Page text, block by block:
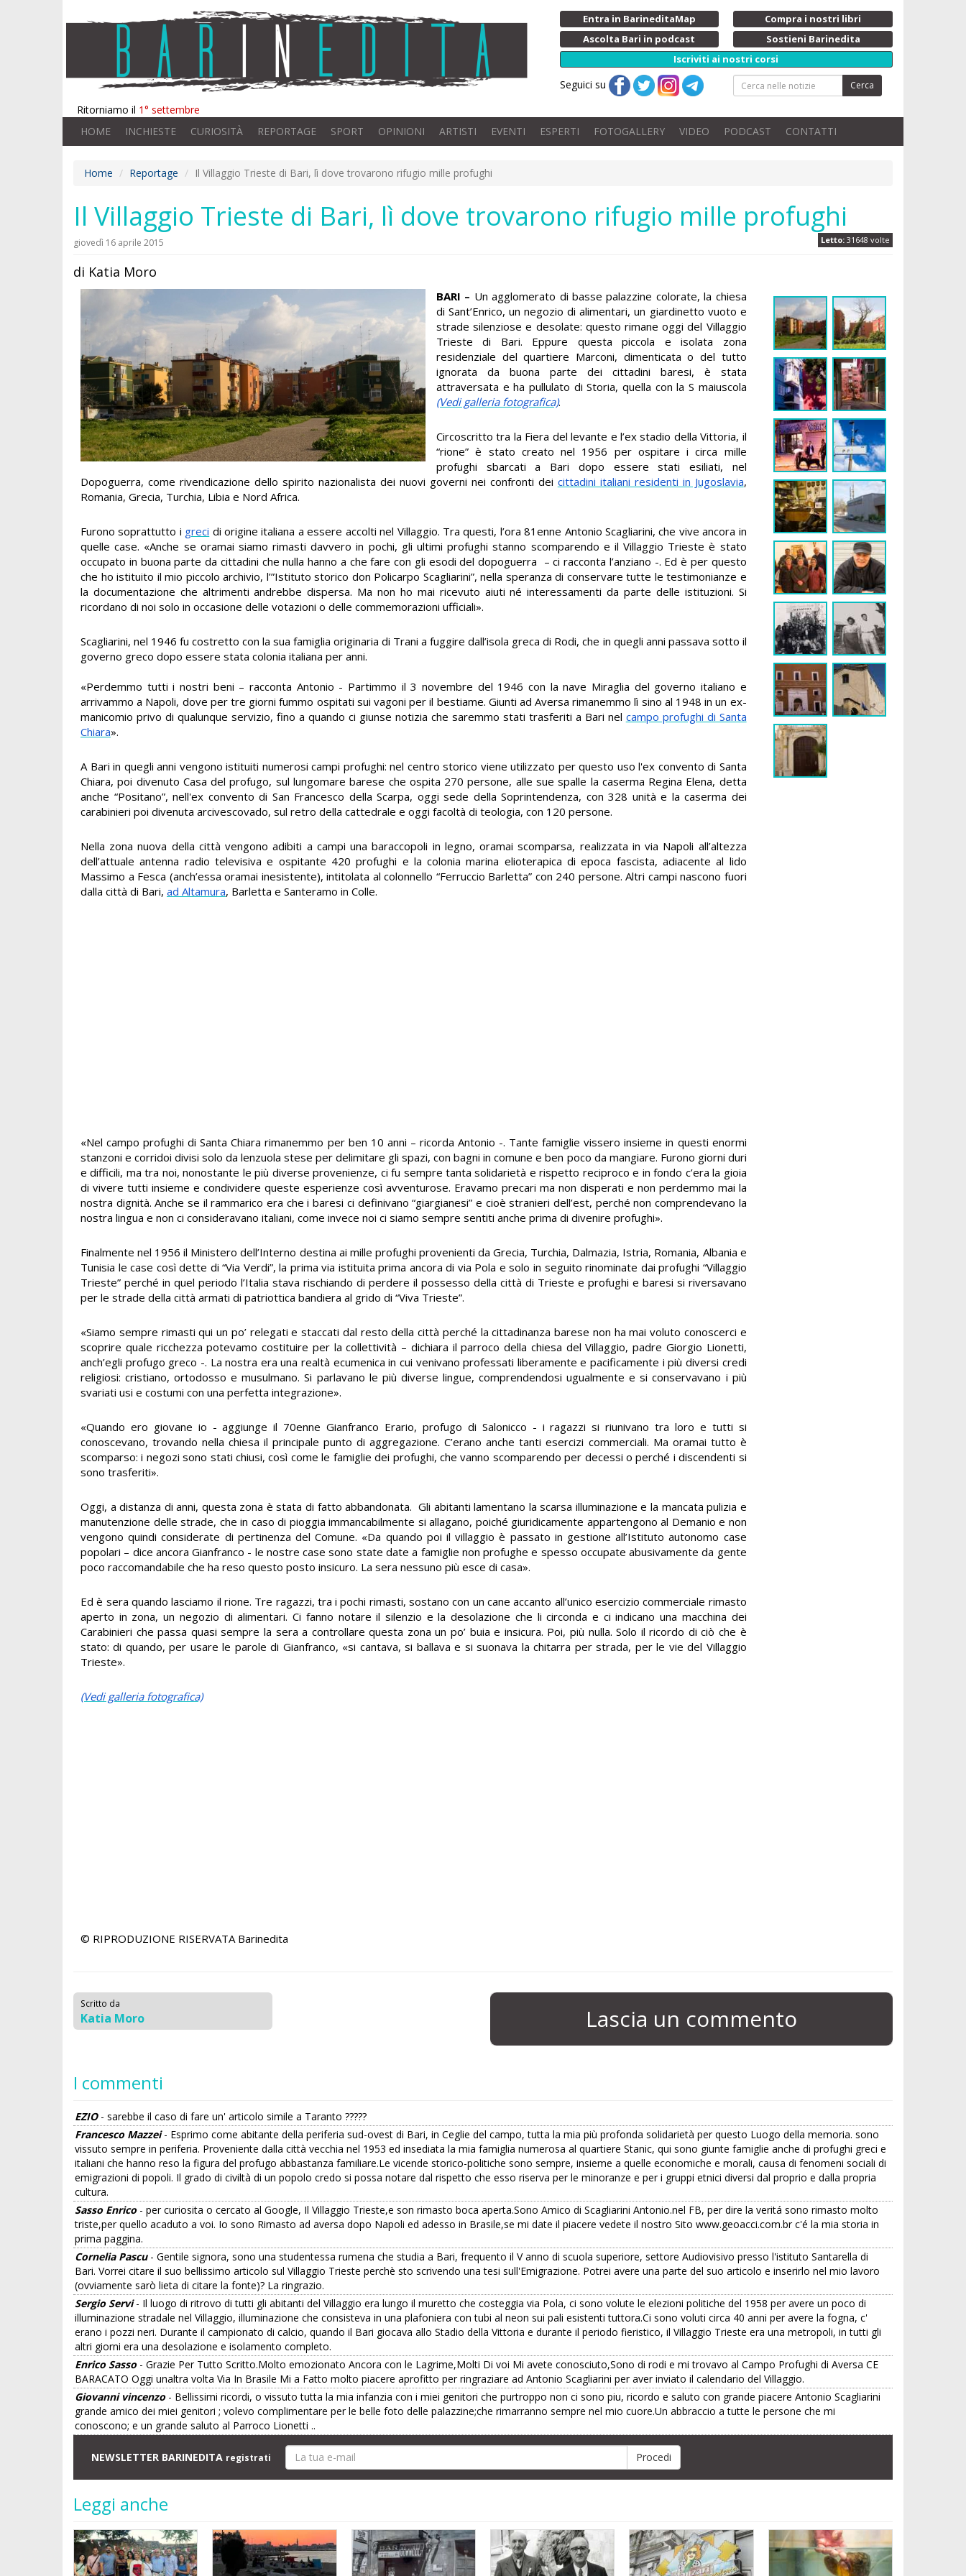
Ritorniamo il 1° settembre
Entra in BarineditaMap
Compra i nostri libri
Ascolta Bari in podcast
Sostieni Barinedita
Iscriviti ai nostri corsi
Seguici su Cerca
HOME INCHIESTE CURIOSITÀ REPORTAGE SPORT OPINIONI ARTISTI EVENTI ESPERTI FOTOGALLERY VIDEO PODCAST CONTATTI
Home Reportage Il Villaggio Trieste di Bari, lì dove trovarono rifugio mille profughi
Il Villaggio Trieste di Bari, lì dove trovarono rifugio mille profughi
Letto: 31648 volte
giovedì 16 aprile 2015
di Katia Moro
BARI – Un agglomerato di basse palazzine colorate, la chiesa
di Sant’Enrico, un negozio di alimentari, un giardinetto vuoto e
strade silenziose e desolate: questo rimane oggi del Villaggio
Trieste di Bari. Eppure questa piccola e isolata zona
residenziale del quartiere Marconi, dimenticata o del tutto
ignorata da buona parte dei cittadini baresi, è stata
attraversata e ha pullulato di Storia, quella con la S maiuscola
(Vedi galleria fotografica).
Circoscritto tra la Fiera del levante e l’ex stadio della Vittoria, il
“rione” è stato creato nel 1956 per ospitare i circa mille
profughi sbarcati a Bari dopo essere stati esiliati, nel
Dopoguerra, come rivendicazione dello spirito nazionalista dei nuovi governi nei confronti dei cittadini italiani residenti in Jugoslavia,
Romania, Grecia, Turchia, Libia e Nord Africa.
Furono soprattutto i greci di origine italiana a essere accolti nel Villaggio. Tra questi, l’ora 81enne Antonio Scagliarini, che vive ancora in
quelle case. «Anche se oramai siamo rimasti davvero in pochi, gli ultimi profughi stanno scomparendo e il Villaggio Trieste è stato
occupato in buona parte da cittadini che nulla hanno a che fare con gli esodi del dopoguerra – ci racconta l’anziano -. Ed è per questo
che ho istituito il mio piccolo archivio, l’”Istituto storico don Policarpo Scagliarini”, nella speranza di conservare tutte le testimonianze e
la documentazione che altrimenti andrebbe dispersa. Ma non ho mai ricevuto aiuti né interessamenti da parte delle istituzioni. Si
ricordano di noi solo in occasione delle votazioni o delle commemorazioni ufficiali».
Scagliarini, nel 1946 fu costretto con la sua famiglia originaria di Trani a fuggire dall’isola greca di Rodi, che in quegli anni passava sotto il
governo greco dopo essere stata colonia italiana per anni.
«Perdemmo tutti i nostri beni – racconta Antonio - Partimmo il 3 novembre del 1946 con la nave Miraglia del governo italiano e
arrivammo a Napoli, dove per tre giorni fummo ospitati sui vagoni per il bestiame. Giunti ad Aversa rimanemmo lì sino al 1948 in un ex-
manicomio privo di qualunque servizio, fino a quando ci giunse notizia che saremmo stati trasferiti a Bari nel campo profughi di Santa
Chiara».
A Bari in quegli anni vengono istituiti numerosi campi profughi: nel centro storico viene utilizzato per questo uso l'ex convento di Santa
Chiara, poi divenuto Casa del profugo, sul lungomare barese che ospita 270 persone, alle sue spalle la caserma Regina Elena, detta
anche “Positano”, nell'ex convento di San Francesco della Scarpa, oggi sede della Soprintendenza, con 328 unità e la caserma dei
carabinieri poi divenuta arcivescovado, sul retro della cattedrale e oggi facoltà di teologia, con 120 persone.
Nella zona nuova della città vengono adibiti a campi una baraccopoli in legno, oramai scomparsa, realizzata in via Napoli all’altezza
dell’attuale antenna radio televisiva e ospitante 420 profughi e la colonia marina elioterapica di epoca fascista, adiacente al lido
Massimo a Fesca (anch’essa oramai inesistente), intitolata al colonnello “Ferruccio Barletta” con 240 persone. Altri campi nascono fuori
dalla città di Bari, ad Altamura, Barletta e Santeramo in Colle.
«Nel campo profughi di Santa Chiara rimanemmo per ben 10 anni – ricorda Antonio -. Tante famiglie vissero insieme in questi enormi
stanzoni e corridoi divisi solo da lenzuola stese per delimitare gli spazi, con bagni in comune e ben poco da mangiare. Furono giorni duri
e difficili, ma tra noi, nonostante le più diverse provenienze, ci fu sempre tanta solidarietà e rispetto reciproco e in fondo c’era la gioia
di vivere tutti insieme e condividere queste esperienze così avventurose. Eravamo precari ma non disperati e non perdemmo mai la
nostra dignità. Anche se il rammarico era che i baresi ci definivano “giargianesi” e cioè stranieri dell’est, perché non comprendevano la
nostra lingua e non ci consideravano italiani, come invece noi ci siamo sempre sentiti anche prima di divenire profughi».
Finalmente nel 1956 il Ministero dell’Interno destina ai mille profughi provenienti da Grecia, Turchia, Dalmazia, Istria, Romania, Albania e
Tunisia le case così dette di “Via Verdi”, la prima via istituita prima ancora di via Pola e solo in seguito rinominate dai profughi “Villaggio
Trieste” perché in quel periodo l’Italia stava rischiando di perdere il possesso della città di Trieste e profughi e baresi si riversavano
per le strade della città armati di patriottica bandiera al grido di “Viva Trieste”.
«Siamo sempre rimasti qui un po’ relegati e staccati dal resto della città perché la cittadinanza barese non ha mai voluto conoscerci e
scoprire quale ricchezza potevamo costituire per la collettività – dichiara il parroco della chiesa del Villaggio, padre Giorgio Lionetti,
anch’egli profugo greco -. La nostra era una realtà ecumenica in cui venivano professati liberamente e pacificamente i più diversi credi
religiosi: cristiano, ortodosso e musulmano. Si parlavano le più diverse lingue, comprendendosi ugualmente e si conservavano i più
svariati usi e costumi con una perfetta integrazione».
«Quando ero giovane io - aggiunge il 70enne Gianfranco Erario, profugo di Salonicco - i ragazzi si riunivano tra loro e tutti si
conoscevano, trovando nella chiesa il principale punto di aggregazione. C’erano anche tanti esercizi commerciali. Ma oramai tutto è
scomparso: i negozi sono stati chiusi, così come le famiglie dei profughi, che vanno scomparendo per decessi o perché i discendenti si
sono trasferiti».
Oggi, a distanza di anni, questa zona è stata di fatto abbandonata. Gli abitanti lamentano la scarsa illuminazione e la mancata pulizia e
manutenzione delle strade, che in caso di pioggia immancabilmente si allagano, poiché giuridicamente appartengono al Demanio e non
vengono quindi considerate di pertinenza del Comune. «Da quando poi il villaggio è passato in gestione all’Istituto autonomo case
popolari – dice ancora Gianfranco - le nostre case sono state date a famiglie non profughe e spesso occupate abusivamente da gente
poco raccomandabile che ha reso questo posto insicuro. La sera nessuno più esce di casa».
Ed è sera quando lasciamo il rione. Tre ragazzi, tra i pochi rimasti, sostano con un cane accanto all’unico esercizio commerciale rimasto
aperto in zona, un negozio di alimentari. Ci fanno notare il silenzio e la desolazione che li circonda e ci indicano una macchina dei
Carabinieri che passa quasi sempre la sera a controllare questa zona un po’ buia e insicura. Poi, più nulla. Solo il ricordo di ciò che è
stato: di quando, per usare le parole di Gianfranco, «si cantava, si ballava e si suonava la chitarra per strada, per le vie del Villaggio
Trieste».
(Vedi galleria fotografica)
© RIPRODUZIONE RISERVATA Barinedita
Scritto da
Katia Moro Lascia un commento
I commenti
EZIO- sarebbe il caso di fare un' articolo simile a Taranto ?????
Francesco Mazzei- Esprimo come abitante della periferia sud-ovest di Bari, in Ceglie del campo, tutta la mia più profonda solidarietà per questo Luogo della memoria. sono
vissuto sempre in periferia. Proveniente dalla città vecchia nel 1953 ed insediata la mia famiglia numerosa al quartiere Stanic, qui sono giunte famiglie anche di profughi greci e
italiani che hanno reso la figura del profugo abbastanza familiare.Le vicende storico-politiche sono sempre, insieme a quelle economiche e morali, causa di fenomeni sociali di
emigrazioni di popoli. Il grado di civiltà di un popolo credo si possa notare dal rispetto che esso riserva per le minoranze e per i gruppi etnici diversi dal proprio e dalla propria
cultura.
Sasso Enrico- per curiosita o cercato al Google, Il Villaggio Trieste,e son rimasto boca aperta.Sono Amico di Scagliarini Antonio.nel FB, per dire la veritá sono rimasto molto
triste,per quello acaduto a voi. Io sono Rimasto ad aversa dopo Napoli ed adesso in Brasile,se mi date il piacere vedete il nostro Sito www.geoacci.com.br c'é la mia storia in
prima paggina.
Cornelia Pascu- Gentile signora, sono una studentessa rumena che studia a Bari, frequento il V anno di scuola superiore, settore Audiovisivo presso l'istituto Santarella di
Bari. Vorrei citare il suo bellissimo articolo sul Villaggio Trieste perchè sto scrivendo una tesi sull'Emigrazione. Potrei avere una parte del suo articolo e inserirlo nel mio lavoro
(ovviamente sarò lieta di citare la fonte)? La ringrazio.
Sergio Servi- Il luogo di ritrovo di tutti gli abitanti del Villaggio era lungo il muretto che costeggia via Pola, ci sono volute le elezioni politiche del 1958 per avere un poco di
illuminazione stradale nel Villaggio, illuminazione che consisteva in una plafoniera con tubi al neon sui pali esistenti tuttora.Ci sono voluti circa 40 anni per avere la fogna, c'
erano i pozzi neri. Durante il campionato di calcio, quando il Bari giocava allo Stadio della Vittoria e durante il periodo fieristico, il Villaggio Trieste era una metropoli, in tutti gli
altri giorni era una desolazione e isolamento completo.
Enrico Sasso- Grazie Per Tutto Scritto.Molto emozionato Ancora con le Lagrime,Molti Di voi Mi avete conosciuto,Sono di rodi e mi trovavo al Campo Profughi di Aversa CE
BARACATO Oggi unaltra volta Via In Brasile Mi a Fatto molto piacere aprofitto per ringraziare ad Antonio Scagliarini per aver inviato il calendario del Villaggio.
Giovanni vincenzo- Bellissimi ricordi, o vissuto tutta la mia infanzia con i miei genitori che purtroppo non ci sono piu, ricordo e saluto con grande piacere Antonio Scagliarini
grande amico dei miei genitori ; volevo complimentare per le belle foto delle palazzine;che rimarranno sempre nel mio cuore.Un abbraccio a tutte le persone che mi
conoscono; e un grande saluto al Parroco Lionetti ..
NEWSLETTER BARINEDITA registrati
Leggi anche